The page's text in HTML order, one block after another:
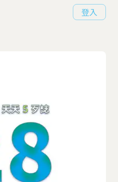
登入